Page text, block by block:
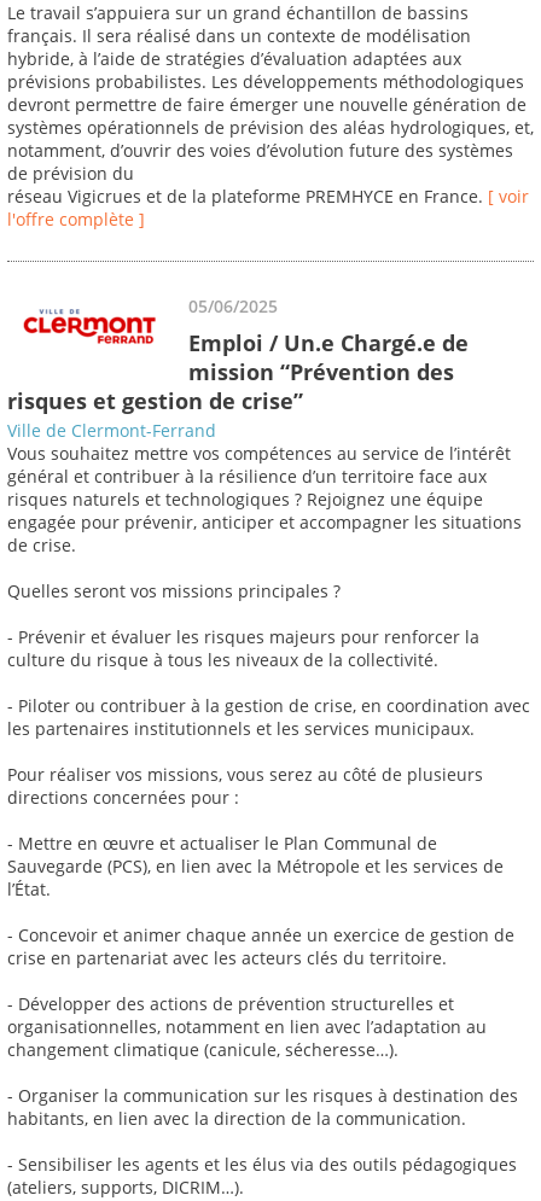
Le travail s’appuiera sur un grand échantillon de bassins
français. Il sera réalisé dans un contexte de modélisation
hybride, à l’aide de stratégies d’évaluation adaptées aux
prévisions probabilistes. Les développements méthodologiques
devront permettre de faire émerger une nouvelle génération de
systèmes opérationnels de prévision des aléas hydrologiques, et,
notamment, d’ouvrir des voies d’évolution future des systèmes
de prévision du
réseau Vigicrues et de la plateforme PREMHYCE en France. [ voir
l'offre complète ]
05/06/2025
Emploi / Un.e Chargé.e de
mission “Prévention des
risques et gestion de crise”
Ville de Clermont-Ferrand
Vous souhaitez mettre vos compétences au service de l’intérêt
général et contribuer à la résilience d’un territoire face aux
risques naturels et technologiques ? Rejoignez une équipe
engagée pour prévenir, anticiper et accompagner les situations
de crise.
Quelles seront vos missions principales ?
- Prévenir et évaluer les risques majeurs pour renforcer la
culture du risque à tous les niveaux de la collectivité.
- Piloter ou contribuer à la gestion de crise, en coordination avec
les partenaires institutionnels et les services municipaux.
Pour réaliser vos missions, vous serez au côté de plusieurs
directions concernées pour :
- Mettre en œuvre et actualiser le Plan Communal de
Sauvegarde (PCS), en lien avec la Métropole et les services de
l’État.
- Concevoir et animer chaque année un exercice de gestion de
crise en partenariat avec les acteurs clés du territoire.
- Développer des actions de prévention structurelles et
organisationnelles, notamment en lien avec l’adaptation au
changement climatique (canicule, sécheresse…).
- Organiser la communication sur les risques à destination des
habitants, en lien avec la direction de la communication.
- Sensibiliser les agents et les élus via des outils pédagogiques
(ateliers, supports, DICRIM…).